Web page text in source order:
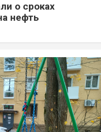
о сроках
нефть